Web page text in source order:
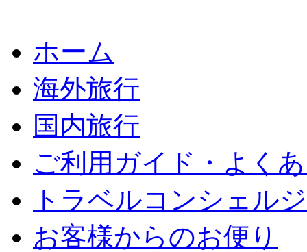
ホーム
海外旅行
国内旅行
ご利用ガイド・よく
トラベルコンシェル
お客様からのお便り